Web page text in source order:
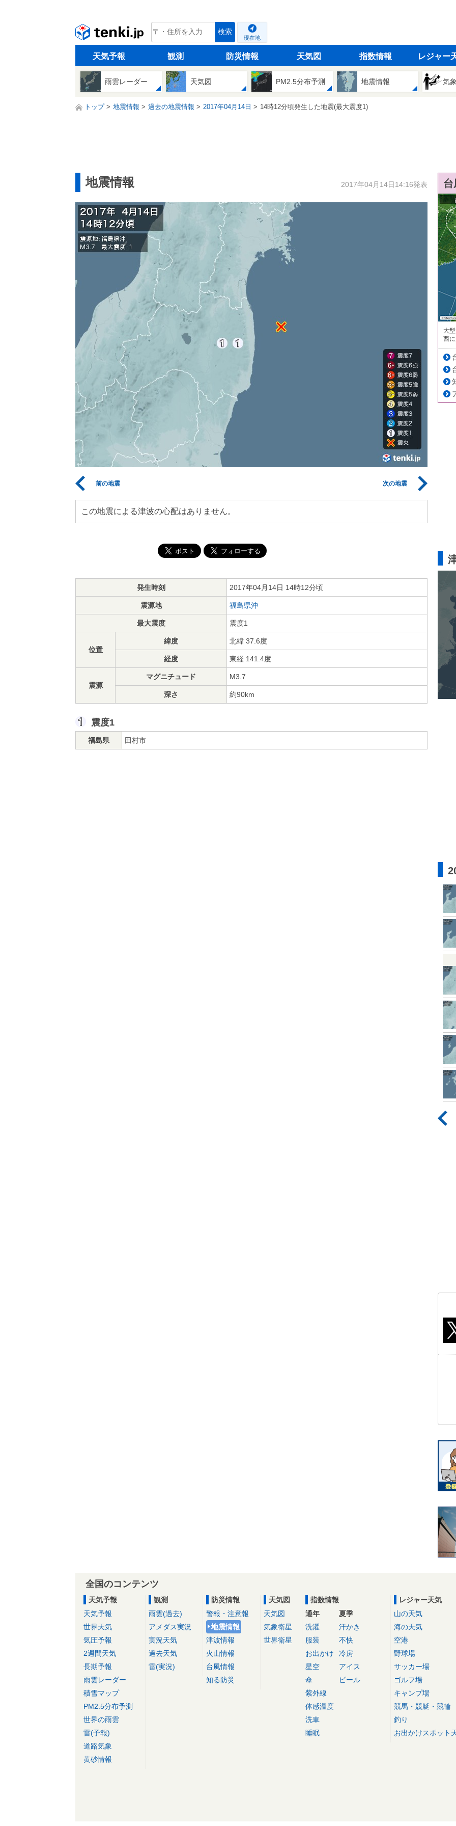
tenki.jp 検索
現在地
天気予報 観測 防災情報 天気図 指数情報 レジャー
雨雲レーダー 天気図 PM2.5分布予測 地震情報 気
トップ 地震情報 過去の地震情報 2017年04月14日 14時12分頃発生した地震(最大震度1)
地震情報 2017年04月14日14:16発表
前の地震 次の地震
この地震による津波の心配はありません。
発生時刻 2017年04月14日 14時12分頃
震源地 福島県沖
最大震度 震度1
位置
緯度 北緯 37.6度
経度 東経 141.4度
震源
マグニチュード M3.7
深さ 約90km
震度1
福島県 田村市
大
西
全国のコンテンツ
天気予報
天気予報
世界天気
気圧予報
2週間天気
長期予報
雨雲レーダー
積雪マップ
PM2.5分布予測
世界の雨雲
雷(予報)
道路気象
黄砂情報
観測
雨雲(過去)
アメダス実況
実況天気
過去天気
雷(実況)
防災情報
警報・注意報
地震情報
津波情報
火山情報
台風情報
知る防災
天気図
天気図
気象衛星
世界衛星
指数情報
通年
洗濯
服装
お出かけ
星空
傘
紫外線
体感温度
洗車
睡眠
夏季
汗かき
不快
冷房
アイス
ビール
レジャー天気
山の天気
海の天気
空港
野球場
サッカー場
ゴルフ場
キャンプ場
競馬・競艇・競輪
釣り
お出かけスポット